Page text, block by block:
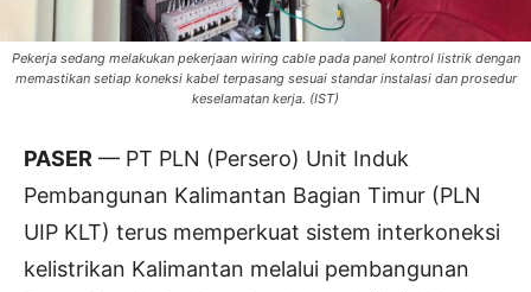
Pekerja sedang melakukan pekerjaan wiring cable pada panel kontrol listrik dengan
memastikan setiap koneksi kabel terpasang sesuai standar instalasi dan prosedur
keselamatan kerja. (IST)
PASER — PT PLN (Persero) Unit Induk
Pembangunan Kalimantan Bagian Timur (PLN
UIP KLT) terus memperkuat sistem interkoneksi
kelistrikan Kalimantan melalui pembangunan